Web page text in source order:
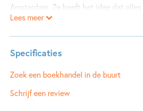
Amsterdam. Ze heeft het idee dat
draaien. De meiden uit haar klas
een slet...
1891: Ypkje verlaat haar ouderlijk huis
wordt verliefd op de heer des huizes,
Lees meer
Specificaties
Leeftijdsindicatie: 12 - 15 jaar
ISBN:
9789021672502
Zoek een boekhandel in de buurt
Schrijf een review